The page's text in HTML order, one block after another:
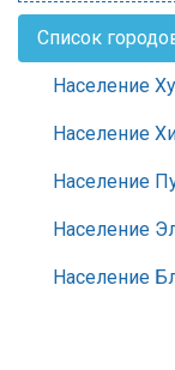
Список
Население
Население
Население
Население
Население